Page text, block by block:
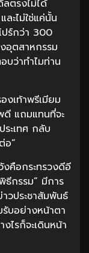
ตรงไม่ได้
ะไม่ใช่แค่นั้น
ปร์กว่า 300
อุตสาหกรรม
บว่าทำไมท่าน
งเท้าพรีเมียม
ดี แถมแทนที่จะ
ะเทศ กลับ
อ”
คือกระทรวงดีอี
ธีกรรม” มีการ
วประชาสัมพันธ์
บอย่างหน้าตา
ไรก็จะเดินหน้า